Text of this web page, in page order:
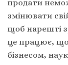
продати
змінювати
щоб нарешті
це працює,
бізнесом,